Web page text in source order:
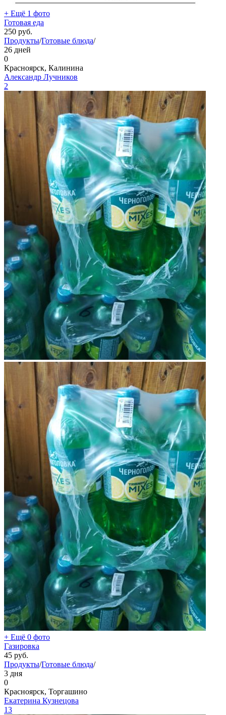
+ Ещё 1 фото
Готовая еда
250 руб.
Продукты/Готовые блюда/
26 дней
0
Красноярск, Калинина
Александр Лучников
2
+ Ещё 0 фото
Газировка
45 руб.
Продукты/Готовые блюда/
3 дня
0
Красноярск, Торгашино
Екатерина Кузнецова
13